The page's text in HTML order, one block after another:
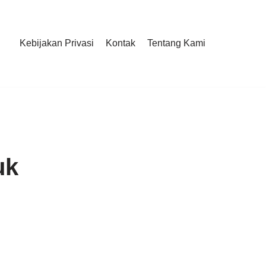
Kebijakan Privasi Kontak Tentang Kami